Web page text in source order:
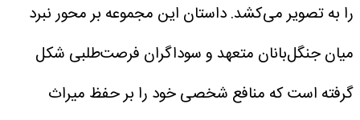
را به تصویر می‌کشد.داستان این مجموعه بر محور نبرد
میان جنگل‌بانان متعهد و سوداگران فرصت‌طلبی شکل
گرفته است که منافع شخصی خود را بر حفظ میراث